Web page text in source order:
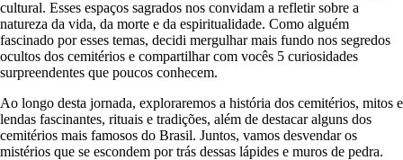
cultural. Esses espaços sagrados nos convidam a refletir sobre a
natureza da vida, da morte e da espiritualidade. Como alguém
fascinado por esses temas, decidi mergulhar mais fundo nos segredos
ocultos dos cemitérios e compartilhar com vocês 5 curiosidades
surpreendentes que poucos conhecem.
Ao longo desta jornada, exploraremos a história dos cemitérios, mitos e
lendas fascinantes, rituais e tradições, além de destacar alguns dos
cemitérios mais famosos do Brasil. Juntos, vamos desvendar os
mistérios que se escondem por trás dessas lápides e muros de pedra.